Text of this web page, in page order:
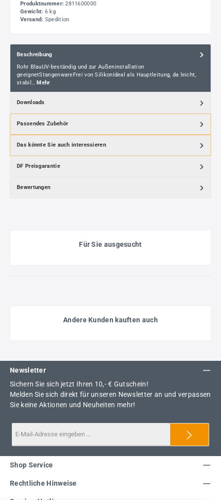
Produktnummer: 2811600000
Gewicht: 6 kg
Versand: Spedition
Beschreibung
Rohr BlauUV-beständig und zur Außeninstallation
geeignetStangenwareFrei von SilikonIdeal als Hauptleitung, da leicht,
stabil…Mehr
Downloads
Passendes Zubehör
Das könnte Sie auch interessieren
DF Preisgarantie
Bewertungen
Für Sie ausgesucht
Andere Kunden kauften auch
Newsletter
Sichern Sie sich jetzt Ihren 10,- € Gutschein!
Melden Sie sich direkt für unseren Newsletter an und verpassen
Sie keine Aktionen und Neuheiten mehr!
Shop Service
Rechtliche Hinweise